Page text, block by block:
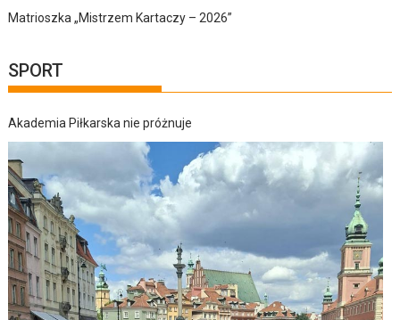
Matrioszka „Mistrzem Kartaczy – 2026”
SPORT
Akademia Piłkarska nie próżnuje